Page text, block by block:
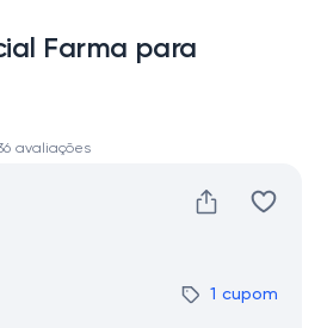
Farma para
1 cupom
avaliações